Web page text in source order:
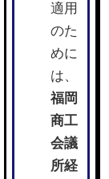
適用
のた
めに
は、
福岡
商工
会議
所経